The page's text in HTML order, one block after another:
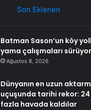
Son Eklenen
Batman Sason’un köy
yama çalışmaları sürüyor
Ağustos 8, 2026
Dünyanın en uzun
uçuşunda tarihi rekor:
fazla havada kaldılar